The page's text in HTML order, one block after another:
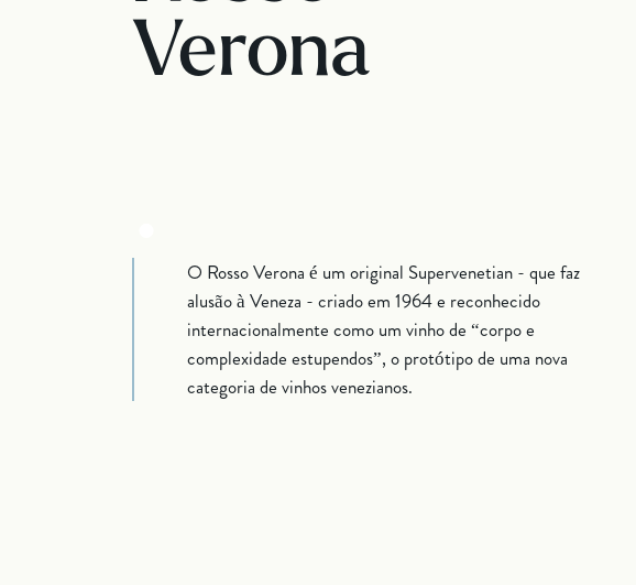
Verona
O Rosso Verona é um original Supervenetian - que faz
alusão à Veneza - criado em 1964 e reconhecido
internacionalmente como um vinho de “corpo e
complexidade estupendos”, o protótipo de uma nova
categoria de vinhos venezianos.